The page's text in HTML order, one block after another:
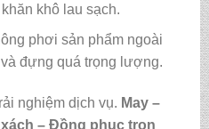
khô lau sạch.
phơi sản phẩm ngoài
đựng quá trọng lượng.
nghiệm dịch vụ. May –
xách – Đồng phục trọn